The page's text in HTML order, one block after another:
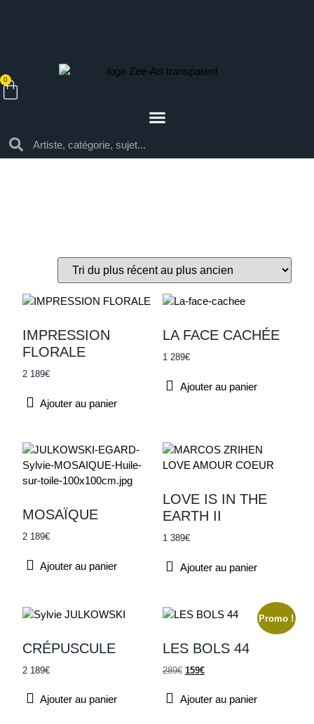
0
Par style
Architecture
Portrait
Urbain
Abstrait
Figuratif
Pop-art
Par couleur
Par technique
Acrylique sur toile
Sculpture
Technique mixte sur toile
IMPRESSION
FLORALE
2 189€
Ajouter au panier
LA FACE CACHÉE
1 289€
Ajouter au panier
MOSAÏQUE
2 189€
Ajouter au panier
LOVE IS IN THE
EARTH II
1 389€
Ajouter au panier
CRÉPUSCULE
2 189€
Ajouter au panier
Promo !
LES BOLS 44
289€ 159€
Ajouter au panier